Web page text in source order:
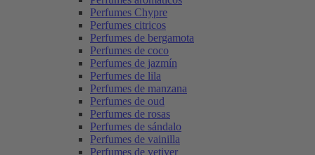
Perfumes Chypre
Perfumes citricos
Perfumes de bergamota
Perfumes de coco
Perfumes de jazmín
Perfumes de lila
Perfumes de manzana
Perfumes de oud
Perfumes de rosas
Perfumes de sándalo
Perfumes de vainilla
Perfumes de vetiver